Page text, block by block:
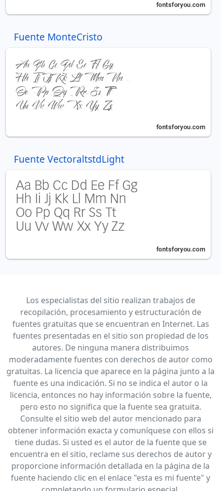
Fuente MonteCristo
Fuente VectoraltstdLight
Los especialistas del sitio realizan trabajos de
recopilación, procesamiento y estructuración de
fuentes gratuitas que se encuentran en Internet. Las
fuentes presentadas en el sitio son propiedad de los
autores. De ninguna manera distribuimos
moderadamente fuentes con derechos de autor como
gratuitas. La licencia que aparece en la página junto a la
fuente es una indicación. Si no se indica el autor o la
licencia, entonces no hay información sobre la fuente,
pero esto no significa que la fuente sea gratuita.
Consulte el sitio web del autor mencionado para
obtener información exacta y comuníquese con ellos si
tiene dudas. Si usted es el autor de la fuente que se
encuentra en el sitio, reclame sus derechos de autor y
proporcione información detallada en la página de la
fuente haciendo clic en el enlace "esta es mi fuente" y